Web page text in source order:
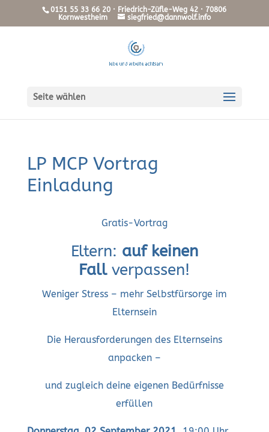
0151 55 33 66 20 · Friedrich-Züfle-Weg 42 · 70806
Kornwestheim
siegfried@dannwolf.info
Seite wählen
LP MCP Vortrag
Einladung
Gratis-Vortrag
Eltern: auf keinen
Fallverpassen!
Weniger Stress – mehr Selbstfürsorge im
Elternsein
Die Herausforderungen des Elternseins
anpacken –
und zugleich deine eigenen Bedürfnisse
erfüllen